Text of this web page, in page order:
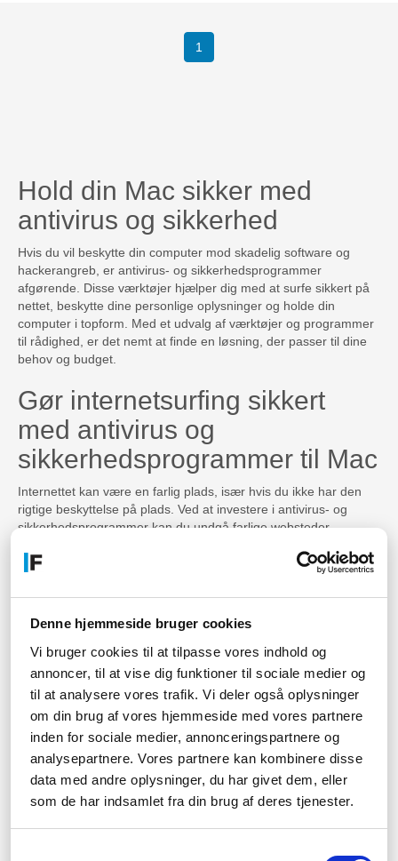
Denne hjemmeside bruger cookies
Vi bruger cookies til at tilpasse vores indhold og
annoncer, til at vise dig funktioner til sociale medier og
til at analysere vores trafik. Vi deler også oplysninger
om din brug af vores hjemmeside med vores partnere
inden for sociale medier, annonceringspartnere og
analysepartnere. Vores partnere kan kombinere disse
data med andre oplysninger, du har givet dem, eller
som de har indsamlet fra din brug af deres tjenester.
1
Hold din Mac sikker med
antivirus og sikkerhed
Hvis du vil beskytte din computer mod skadelig software og
hackerangreb, er antivirus- og sikkerhedsprogrammer
afgørende. Disse værktøjer hjælper dig med at surfe sikkert på
nettet, beskytte dine personlige oplysninger og holde din
computer i topform. Med et udvalg af værktøjer og programmer
til rådighed, er det nemt at finde en løsning, der passer til dine
behov og budget.
Gør internetsurfing sikkert
med antivirus og
sikkerhedsprogrammer til Mac
Internettet kan være en farlig plads, især hvis du ikke har den
rigtige beskyttelse på plads. Ved at investere i antivirus- og
sikkerhedsprogrammer kan du undgå farlige websteder,
personlige oplysninger. Du kan også surfe med ro i sindet, vide
Undgå virusangreb og
oprethold sikkerheden med
antivirus og sikkerhed
At ende med en virus på din computer er ikke kun frustrerende,
det kan også være farligt for dine personlige oplysninger og
data. For at undgå virusangreb og beskytte dig mod truslerne
på nettet, er det vigtigt at investere i en stærk antivirus- og
sikkerhedsløsning. Med regelmæssige opdateringer og en stærk
realtidsbeskyttelse kan du opretholde sikkerheden på din